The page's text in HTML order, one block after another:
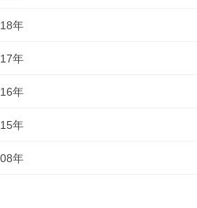
年
年
年
年
年